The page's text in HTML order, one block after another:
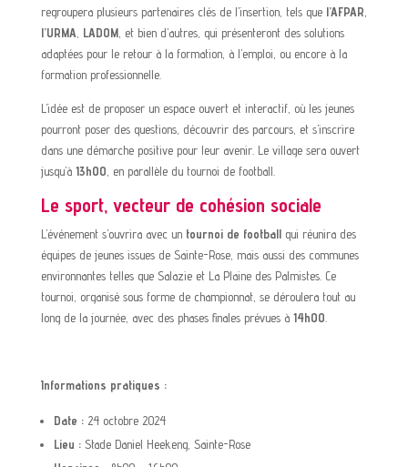
regroupera plusieurs partenaires clés de l’insertion, tels que l’AFPAR
l’URMA LADOM, et bien d’autres, qui présenteront des solutions
adaptées pour le retour à la formation, à l’emploi, ou encore à la
formation professionnelle.
L’idée est de proposer un espace ouvert et interactif, où les jeunes
pourront poser des questions, découvrir des parcours, et s’inscrire
dans une démarche positive pour leur avenir. Le village sera ouvert
jusqu’à 13h00 , en parallèle du tournoi de football.
Le sport, vecteur de cohésion sociale
L’événement s’ouvrira avec un tournoi de footballqui réunira des
équipes de jeunes issues de Sainte-Rose, mais aussi des communes
environnantes telles que Salazie et La Plaine des Palmistes. Ce
tournoi, organisé sous forme de championnat, se déroulera tout au
long de la journée, avec des phases finales prévues à 14h00
Informations pratiques :
Date :24 octobre 2024
Lieu :Stade Daniel Heekeng, Sainte-Rose